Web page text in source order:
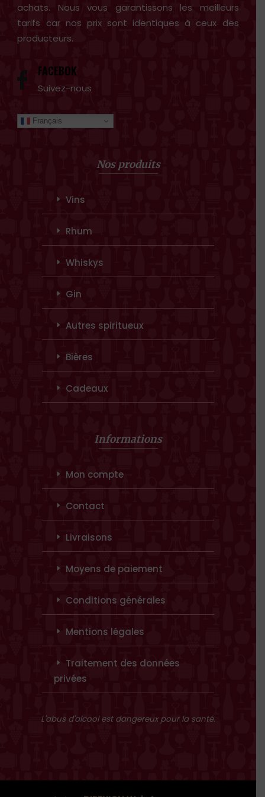
achats. Nous vous garantissons les meilleurs
tarifs car nos prix sont identiques à ceux des
producteurs.
FACEBOK
Suivez-nous
Français
Nos produits
Vins
Rhum
Whiskys
Gin
Autres spiritueux
Bières
Cadeaux
Informations
Mon compte
Contact
Livraisons
Moyens de paiement
Conditions générales
Mentions légales
Traitement des données
privées
L'abus d'alcool est dangereux pour la santé.